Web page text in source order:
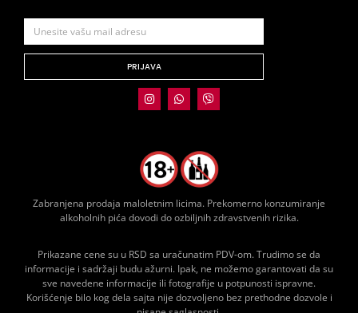
PRIJAVA
Zabranjena prodaja maloletnim licima. Prekomerno konzumiranje
alkoholnih pića dovodi do ozbiljnih zdravstvenih rizika.
Prikazane cene su u RSD sa uračunatim PDV-om. Trudimo se da
informacije i sadržaji budu ažurni. Ipak, ne možemo garantovati da su
sve navedene informacije ili fotografije u potpunosti ispravne.
Korišćenje bilo kog dela sajta nije dozvoljeno bez prethodne dozvole i